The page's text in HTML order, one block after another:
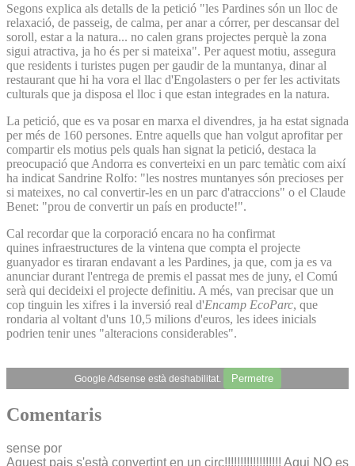
Segons explica als detalls de la petició "les Pardines són un lloc de
relaxació, de passeig, de calma, per anar a córrer, per descansar del
soroll, estar a la natura... no calen grans projectes perquè la zona
sigui atractiva, ja ho és per si mateixa". Per aquest motiu, assegura
que residents i turistes pugen per gaudir de la muntanya, dinar al
restaurant que hi ha vora el llac d'Engolasters o per fer les activitats
culturals que ja disposa el lloc i que estan integrades en la natura.
La petició, que es va posar en marxa el divendres, ja ha estat signada
per més de 160 persones. Entre aquells que han volgut aprofitar per
compartir els motius pels quals han signat la petició, destaca la
preocupació que Andorra es converteixi en un parc temàtic com així
ha indicat Sandrine Rolfo: "les nostres muntanyes són precioses per
si mateixes, no cal convertir-les en un parc d'atraccions" o el Claude
Benet: "prou de convertir un país en producte!".
Cal recordar que la corporació encara no ha confirmat
quines infraestructures de la vintena que compta el projecte
guanyador es tiraran endavant a les Pardines, ja que, com ja es va
anunciar durant l'entrega de premis el passat mes de juny, el Comú
serà qui decideixi el projecte definitiu. A més, van precisar que un
cop tinguin les xifres i la inversió real d'Encamp EcoParc, que
rondaria al voltant d'uns 10,5 milions d'euros, les idees inicials
podrien tenir unes "alteracions considerables".
Google Adsense està deshabilitat. Permetre
Comentaris
sense por
Aquest pais s'està convertint en un circ!!!!!!!!!!!!!!!!!! Aqui NO es